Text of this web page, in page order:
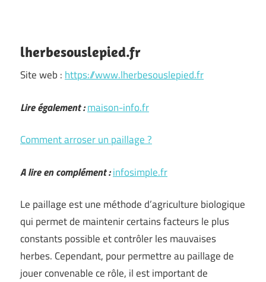
lherbesouslepied.fr
Site web :https://www.lherbesouslepied.fr
Lire également :maison-info.fr
Comment arroser un paillage ?
A lire en complément :infosimple.fr
Le paillage est une méthode d’agriculture biologique
qui permet de maintenir certains facteurs le plus
constants possible et contrôler les mauvaises
herbes. Cependant, pour permettre au paillage de
jouer convenable ce rôle, il est important de